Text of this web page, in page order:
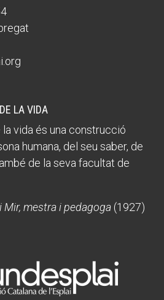
LA VIDA
vida és una construcció
humana, del seu saber, de
de la seva facultat de
Mir, mestra i pedagoga (1927)